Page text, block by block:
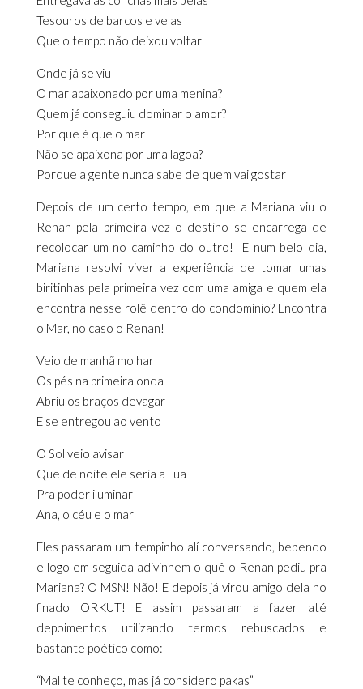
Tesouros de barcos e velas
Que o tempo não deixou voltar
Onde já se viu
O mar apaixonado por uma menina?
Quem já conseguiu dominar o amor?
Por que é que o mar
Não se apaixona por uma lagoa?
Porque a gente nunca sabe de quem vai gostar
Depois de um certo tempo, em que a Mariana viu o
Renan pela primeira vez o destino se encarrega de
recolocar um no caminho do outro! E num belo dia,
Mariana resolvi viver a experiência de tomar umas
biritinhas pela primeira vez com uma amiga e quem ela
encontra nesse rolê dentro do condomínio? Encontra
o Mar, no caso o Renan!
Veio de manhã molhar
Os pés na primeira onda
Abriu os braços devagar
E se entregou ao vento
O Sol veio avisar
Que de noite ele seria a Lua
Pra poder iluminar
Ana, o céu e o mar
Eles passaram um tempinho alí conversando, bebendo
e logo em seguida adivinhem o quê o Renan pediu pra
Mariana? O MSN! Não! E depois já virou amigo dela no
finado ORKUT! E assim passaram a fazer até
depoimentos utilizando termos rebuscados e
bastante poético como:
“Mal te conheço, mas já considero pakas”